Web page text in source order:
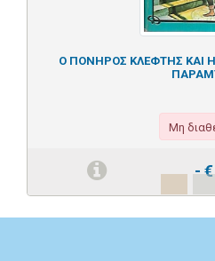
Ο ΠΟΝΗΡΟΣ ΚΛΕΦΤΗΣ ΚΑΙ
Μη
- €